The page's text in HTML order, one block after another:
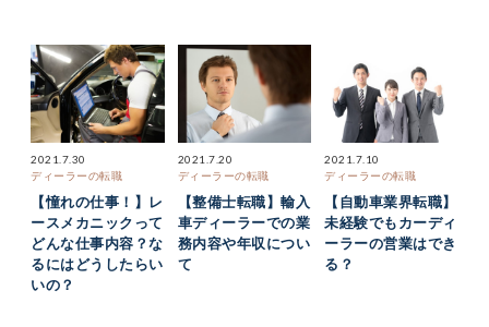
2021.7.30
ディーラーの転職
【憧れの仕事！】レ
ースメカニックって
どんな仕事内容？な
るにはどうしたらい
いの？
2021.7.20
ディーラーの転職
【整備士転職】輸入
車ディーラーでの業
務内容や年収につい
て
2021.7.10
ディーラーの転職
【自動車業界転職】
未経験でもカーディ
ーラーの営業はでき
る？